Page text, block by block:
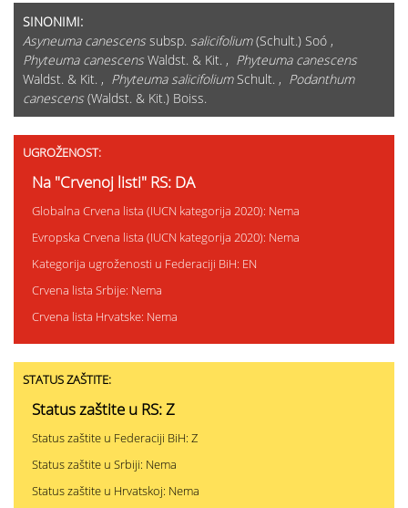
SINONIMI:
Asyneuma canescens subsp. salicifolium(Schult.) Soó ,
Phyteuma canescens Waldst. & Kit. , Phyteuma canescens
Waldst. & Kit. , Phyteuma salicifoliumSchult. , Podanthum
canescens (Waldst. & Kit.) Boiss.
UGROŽENOST:
Na "Crvenoj listi" RS: DA
Globalna Crvena lista (IUCN kategorija 2020): Nema
Evropska Crvena lista (IUCN kategorija 2020): Nema
Kategorija ugroženosti u Federaciji BiH: EN
Crvena lista Srbije: Nema
Crvena lista Hrvatske: Nema
STATUS ZAŠTITE:
Status zaštite u RS: Z
Status zaštite u Federaciji BiH: Z
Status zaštite u Srbiji: Nema
Status zaštite u Hrvatskoj: Nema